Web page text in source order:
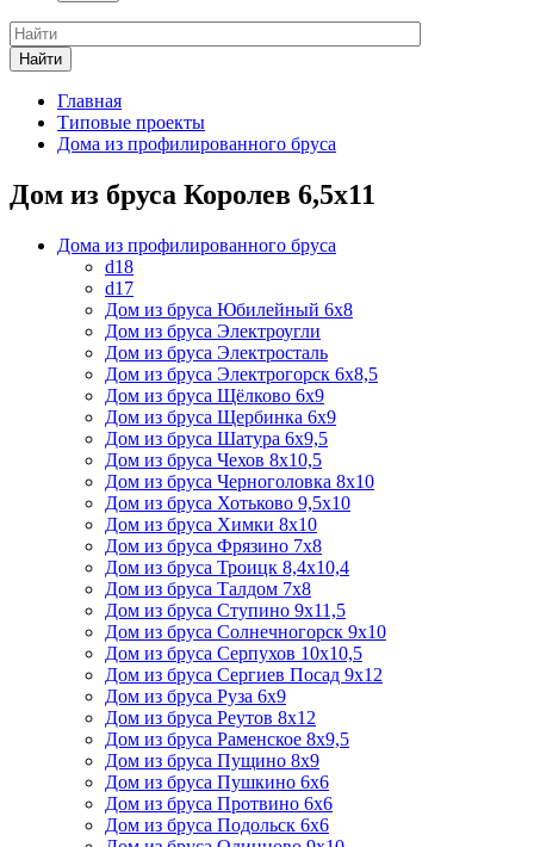
Найти
Главная
Типовые проекты
Дома из профилированного бруса
Дом из бруса Королев 6,5х11
Дома из профилированного бруса
d18
d17
Дом из бруса Юбилейный 6х8
Дом из бруса Электроугли
Дом из бруса Электросталь
Дом из бруса Электрогорск 6х8,5
Дом из бруса Щёлково 6х9
Дом из бруса Щербинка 6х9
Дом из бруса Шатура 6х9,5
Дом из бруса Чехов 8х10,5
Дом из бруса Черноголовка 8х10
Дом из бруса Хотьково 9,5х10
Дом из бруса Химки 8х10
Дом из бруса Фрязино 7х8
Дом из бруса Троицк 8,4х10,4
Дом из бруса Талдом 7х8
Дом из бруса Ступино 9х11,5
Дом из бруса Солнечногорск 9х10
Дом из бруса Серпухов 10х10,5
Дом из бруса Сергиев Посад 9х12
Дом из бруса Руза 6х9
Дом из бруса Реутов 8х12
Дом из бруса Раменское 8х9,5
Дом из бруса Пущино 8х9
Дом из бруса Пушкино 6х6
Дом из бруса Протвино 6х6
Дом из бруса Подольск 6х6